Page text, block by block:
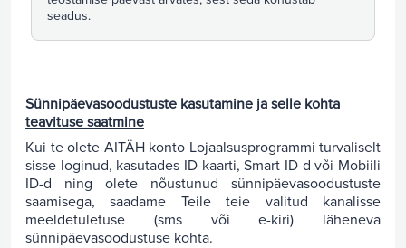
seadus.
Sünnipäevasoodustuste kasutamine ja selle kohta
teavituse saatmine
Kui te olete AITÄH konto Lojaalsusprogrammi turvaliselt
sisse loginud, kasutades ID-kaarti, Smart ID-d või Mobiili
ID-d ning olete nõustunud sünnipäevasoodustuste
saamisega, saadame Teile teie valitud kanalisse
meeldetuletuse (sms või e-kiri) läheneva
sünnipäevasoodustuse kohta.